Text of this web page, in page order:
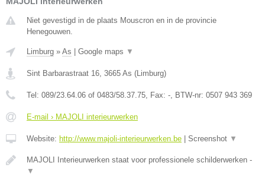
Niet gevestigd in de plaats Mouscron en in de provincie
Henegouwen.
Limburg » As Google maps ▼
Sint Barbarastraat 16, 3665 As (Limburg)
Tel: 089/23.64.06 of 0483/58.37.75, Fax: -, BTW-nr: 0507 943 369
E-mail › MAJOLI interieurwerken
Website: http://www.majoli-interieurwerken.be Screenshot ▼
MAJOLI Interieurwerken staat voor professionele schilderwerken -
▼